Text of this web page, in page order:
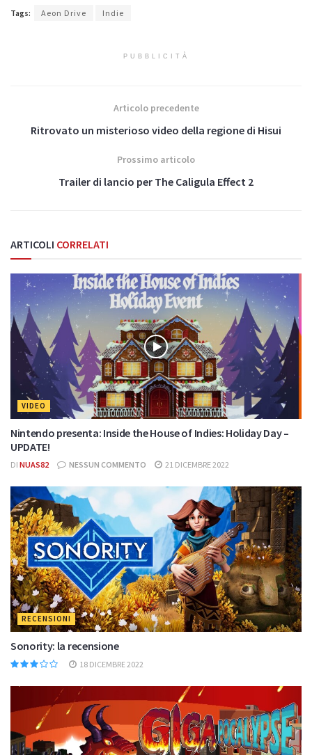
PUBBLICITÀ
Ritrovato un misterioso video della regione di Hisui
Trailer di lancio per The Caligula Effect 2
ARTICOLI CORRELATI
VIDEO
Nintendo presenta: Inside the House of Indies: Holiday Day –
UPDATE!
DINUAS82 NESSUN COMMENTO 21 DICEMBRE 2022
Sonority: la recensione
18 DICEMBRE 2022